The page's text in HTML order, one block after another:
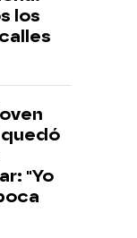
los
quedó
"Yo